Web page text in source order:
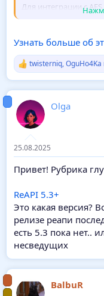
Для интеграции с
с присутствующим в
Узнать больше об
Р
ц
и
и
twisterniq,OguHo4Ka
Olga
25.08.2025
Привет! Рубрика
ReAPI 5.3+
Это какая версия?
релизе реапи
есть 5.3 пока нет..
несведущих
BalbuR